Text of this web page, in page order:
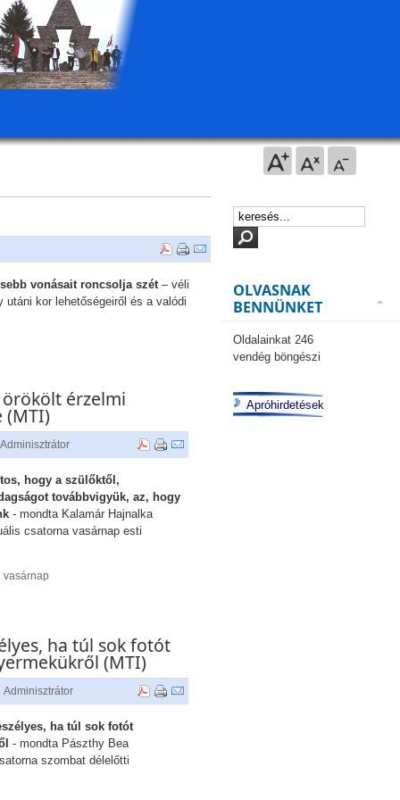
vonásait roncsolja szét– véli
kor lehetőségeiről és a valódi
érzelmi
(MTI)
Adminisztrátor
hogy a szülőktől,
továbbvigyük, az, hogy
- mondta Kalamár Hajnalka
csatorna vasárnap esti
vasárnap
ha túl sok fotót
(MTI)
Adminisztrátor
ha túl sok fotót
- mondta Pászthy Bea
szombat délelőtti
OLVASNAK
BENNÜNKET
Oldalainkat 246
vendég böngészi
Apróhirdetések